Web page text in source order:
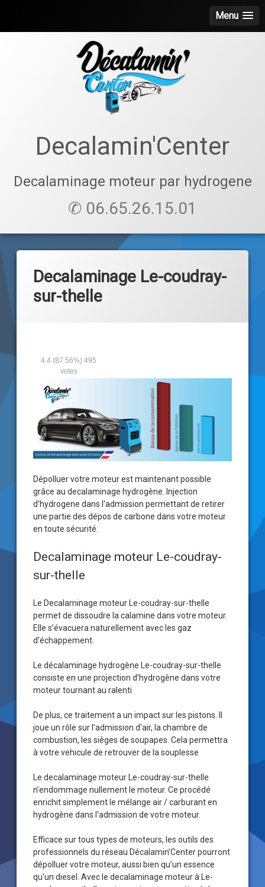
Menu
Decalamin'Center
Decalaminage moteur par hydrogene
✆ 06.65.26.15.01
Decalaminage Le-coudray-
sur-thelle
4.4 (87.56%) 495
votes
Dépolluer votre moteur est maintenant possible
grâce au decalaminage hydrogène . Injection
d'hydrogene dans l'admission permettant de retirer
une partie des dépos de carbone dans votre moteur
en toute sécurité.
Decalaminage moteur Le-coudray-
sur-thelle
Le Decalaminage moteur Le-coudray-sur-thelle
permet de dissoudre la calamine dans votre moteur.
Elle s’évacuera naturellement avec les gaz
d'échappement.
Le décalaminage hydrogène Le-coudray-sur-thelle
consiste en une projection d’hydrogène dans votre
moteur tournant au ralenti
De plus, ce traitement a un impact sur les pistons. Il
joue un rôle sur l’admission d’air, la chambre de
combustion, les sièges de soupapes. Cela permettra
à votre vehicule de retrouver de la souplesse
Le decalaminage moteur Le-coudray-sur-thelle
n’endommage nullement le moteur. Ce procédé
enrichit simplement le mélange air / carburant en
hydrogène dans l'admission de votre moteur.
Efficace sur tous types de moteurs, les outils des
professionnels du réseau Décalamin’Center pourront
dépolluer votre moteur, aussi bien qu’un essence
qu'un diesel. Avec le decalaminage moteur à Le-